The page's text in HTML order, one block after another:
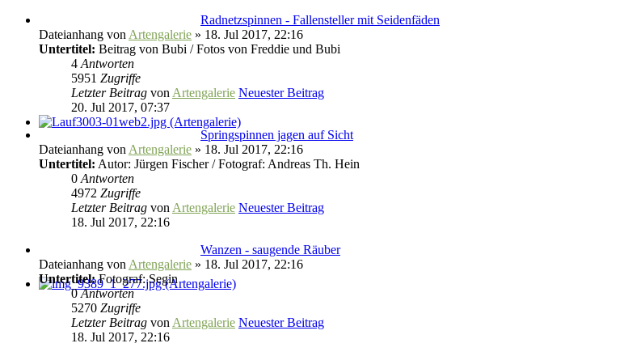
Radnetzspinnen - Fallensteller mit Seidenfäden
Dateianhang von Artengalerie » 18. Jul 2017, 22:16
Untertitel: Beitrag von Bubi / Fotos von Freddie und Bubi
4 Antworten
5951 Zugriffe
Letzter Beitrag von Artengalerie Neuester Beitrag
20. Jul 2017, 07:37
Springspinnen jagen auf Sicht
Dateianhang von Artengalerie » 18. Jul 2017, 22:16
Untertitel: Autor: Jürgen Fischer / Fotograf: Andreas Th. Hein
0 Antworten
4972 Zugriffe
Letzter Beitrag von Artengalerie Neuester Beitrag
18. Jul 2017, 22:16
Wanzen - saugende Räuber
Dateianhang von Artengalerie » 18. Jul 2017, 22:16
Untertitel:Fotograf: Segin
0Antworten
5270 Zugriffe
Letzter Beitrag von Artengalerie Neuester Beitrag
18. Jul 2017, 22:16